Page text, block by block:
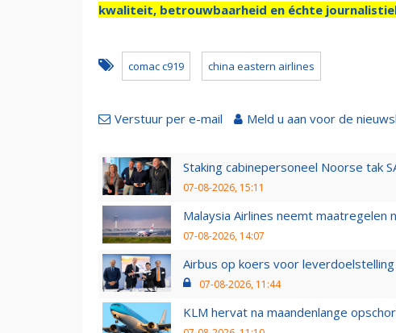
kwaliteit, betrouwbaarheid en échte
comac c919 china eastern airlines
Verstuur per e-mail Meld u aan voor de
Staking cabinepersoneel Noorse tak
07-08-2026, 15:11
Malaysia Airlines neemt maatregelen
07-08-2026, 14:07
Airbus op koers voor
07-08-2026, 11:44
KLM hervat na maandenlange